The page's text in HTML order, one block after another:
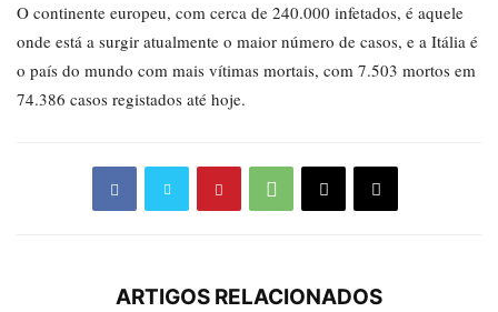
O continente europeu, com cerca de 240.000 infetados, é aquele
onde está a surgir atualmente o maior número de casos, e a Itália é
o país do mundo com mais vítimas mortais, com 7.503 mortos em
74.386 casos registados até hoje.
ARTIGOS RELACIONADOS